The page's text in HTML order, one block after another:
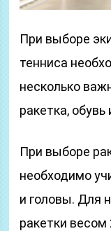
При выборе
тенниса
несколько
ракетка,
При выборе
необходимо
и головы. Для
ракетки